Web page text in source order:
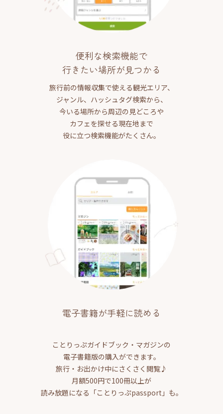
便利な検索機能で
行きたい場所が見つかる
旅行前の情報収集で使える観光エリア、
ジャンル、ハッシュタグ検索から、
今いる場所から周辺の見どころや
カフェを探せる現在地まで
役に立つ検索機能がたくさん。
電子書籍が手軽に読める
ことりっぷガイドブック・マガジンの
電子書籍版の購入ができます。
旅行・お出かけ中にさくさく閲覧♪
月額500円で100冊以上が
読み放題になる「ことりっぷpassport」も。